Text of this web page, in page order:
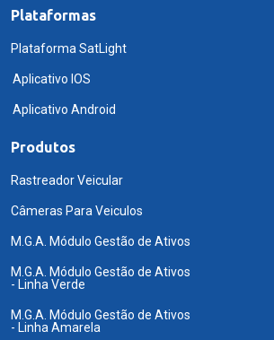
Plataformas
Plataforma SatLight
Aplicativo IOS
Aplicativo Android
Produtos
Rastreador Veicular
Câmeras Para Veiculos
M.G.A. Módulo Gestão de Ativos
M.G.A. Módulo Gestão de Ativos
- Linha Verde
M.G.A. Módulo Gestão de Ativos
- Linha Amarela